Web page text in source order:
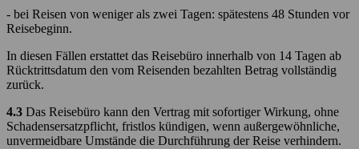
- bei Reisen von weniger als zwei Tagen: spätestens 48 Stunden vor
Reisebeginn.
In diesen Fällen erstattet das Reisebüro innerhalb von 14 Tagen ab
Rücktrittsdatum den vom Reisenden bezahlten Betrag vollständig
zurück.
4.3 Das Reisebüro kann den Vertrag mit sofortiger Wirkung, ohne
Schadensersatzpflicht, fristlos kündigen, wenn außergewöhnliche,
unvermeidbare Umstände die Durchführung der Reise verhindern.